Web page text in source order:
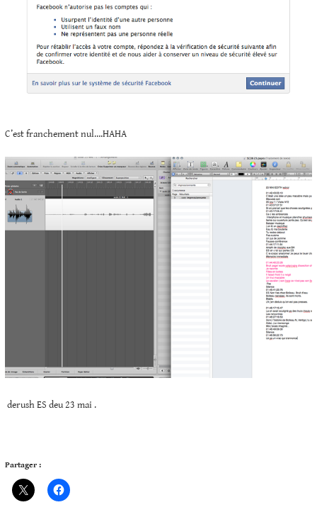
C’est franchement nul….HAHA
derush ES deu 23 mai .
Partager :